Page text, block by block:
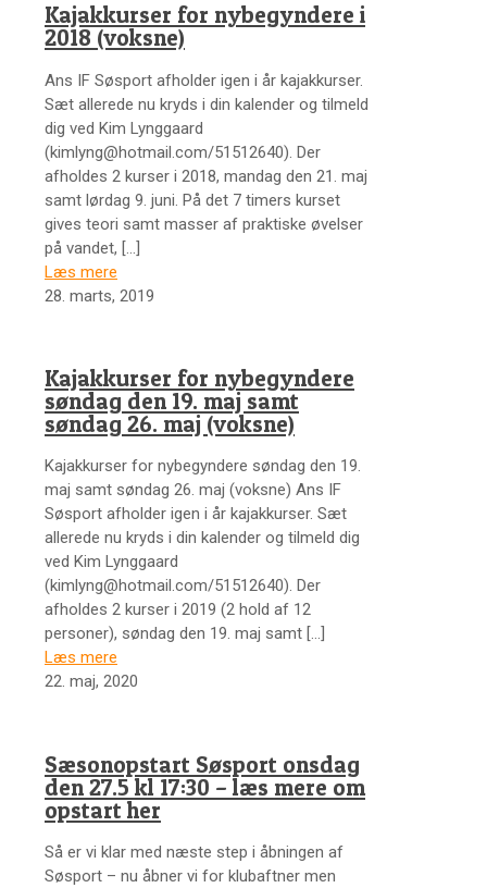
Kajakkurser for nybegyndere i
2018 (voksne)
Ans IF Søsport afholder igen i år kajakkurser.
Sæt allerede nu kryds i din kalender og tilmeld
dig ved Kim Lynggaard
(kimlyng@hotmail.com/51512640). Der
afholdes 2 kurser i 2018, mandag den 21. maj
samt lørdag 9. juni. På det 7 timers kurset
gives teori samt masser af praktiske øvelser
på vandet, […]
Læs mere
28. marts, 2019
Kajakkurser for nybegyndere
søndag den 19. maj samt
søndag 26. maj (voksne)
Kajakkurser for nybegyndere søndag den 19.
maj samt søndag 26. maj (voksne) Ans IF
Søsport afholder igen i år kajakkurser. Sæt
allerede nu kryds i din kalender og tilmeld dig
ved Kim Lynggaard
(kimlyng@hotmail.com/51512640). Der
afholdes 2 kurser i 2019 (2 hold af 12
personer), søndag den 19. maj samt […]
Læs mere
22. maj, 2020
Sæsonopstart Søsport onsdag
den 27.5 kl 17:30 – læs mere om
opstart her
Så er vi klar med næste step i åbningen af
Søsport – nu åbner vi for klubaftner men